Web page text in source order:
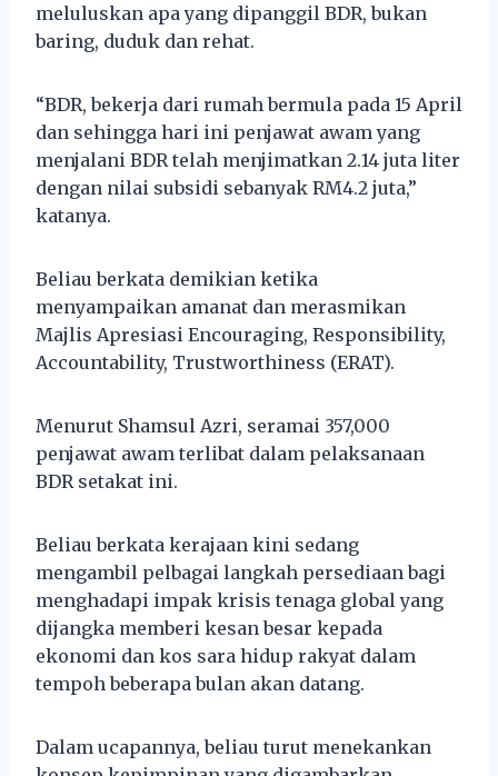
meluluskan apa yang dipanggil BDR, bukan
baring, duduk dan rehat.
“BDR, bekerja dari rumah bermula pada 15 April
dan sehingga hari ini penjawat awam yang
menjalani BDR telah menjimatkan 2.14 juta liter
dengan nilai subsidi sebanyak RM4.2 juta,”
katanya.
Beliau berkata demikian ketika
menyampaikan amanat dan merasmikan
Majlis Apresiasi Encouraging, Responsibility,
Accountability, Trustworthiness (ERAT).
Menurut Shamsul Azri, seramai 357,000
penjawat awam terlibat dalam pelaksanaan
BDR setakat ini.
Beliau berkata kerajaan kini sedang
mengambil pelbagai langkah persediaan bagi
menghadapi impak krisis tenaga global yang
dijangka memberi kesan besar kepada
ekonomi dan kos sara hidup rakyat dalam
tempoh beberapa bulan akan datang.
Dalam ucapannya, beliau turut menekankan